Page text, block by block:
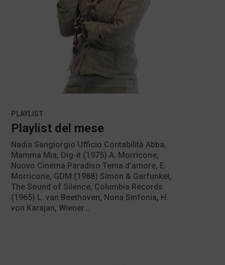
Playlist del mese
PLAYLIST
Nadia Sangiorgio Ufficio Contabilità Abba,
Mamma Mia, Dig-it (1975) A. Morricone,
Nuovo Cinema Paradiso Tema d’amore, E.
Morricone, GDM (1988) Simon & Garfunkel,
The Sound of Silence, Columbia Records
(1965) L. van Beethoven, Nona Sinfonia, H.
von Karajan, Wiener...